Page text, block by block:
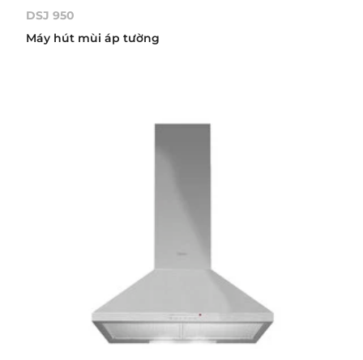
DSJ 950
Máy hút mùi áp tường